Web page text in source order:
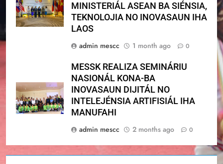
MINISTERIÁL ASEAN BA SIÉNSIA,
TEKNOLOJIA NO INOVASAUN IHA
LAOS
admin mescc
1 month ago 0
MESSK REALIZA SEMINÁRIU
NASIONÁL KONA-BA
INOVASAUN DIJITÁL NO
INTELEJÉNSIA ARTIFISIÁL IHA
MANUFAHI
admin mescc
2 months ago 0